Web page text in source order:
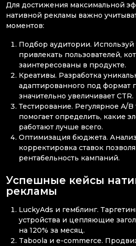
Для достижения максимальной
нативной рекламы важно
моментов:
Подбор аудитории. Используй
привлекать пользователей,
заинтересованы в продукте.
Креативы. Разработка
адаптированного под формат
значительно увеличивает CTR.
Тестирование. Регулярное A/B
помогает определить, какие
работают лучше всего.
Оптимизация бюджета.
корректировка ставок
рентабельность кампаний.
Успешные кейсы
рекламы
LuckyAds и гемблинг.
устройства и цепляющие
на 120% за месяц.
Taboola и e-commerce.